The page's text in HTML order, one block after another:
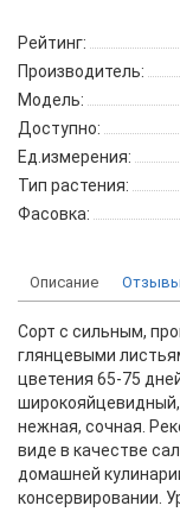
Рейтинг:
Производитель:
Модель:
Доступно:
Ед.измерения:
Тип растения:
Фасовка:
Описание
Сорт с сильным,
глянцевыми
цветения 65-75
широкояйцевидный,
нежная, сочная.
виде в качестве
домашней
консервировании.